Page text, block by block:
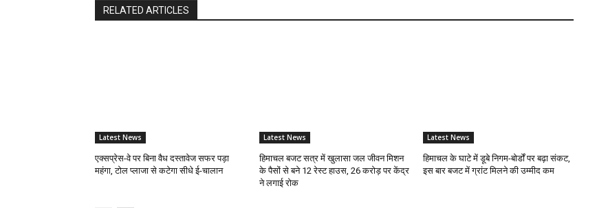
RELATED ARTICLES
Latest News
एक्सप्रेस-वे पर बिना वैध दस्तावेज सफर पड़ा
महंगा, टोल प्लाजा से कटेगा सीधे ई-चालान
Latest News
हिमाचल बजट सत्र में खुलासा जल जीवन मिशन
के पैसों से बने 12 रेस्ट हाउस, 26 करोड़ पर केंद्र
ने लगाई रोक
Latest News
हिमाचल के घाटे में डूबे निगम-बोर्डों पर बढ़ा संकट,
इस बार बजट में ग्रांट मिलने की उम्मीद कम